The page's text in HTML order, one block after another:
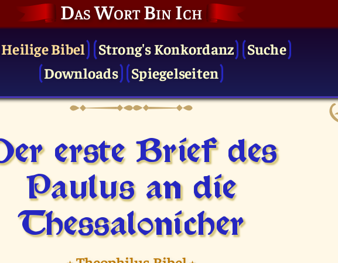
Das Wort Bin Ich
Bibel Strong's Konkordanz
Suche
Downloads
Spiegelseiten
erste Brief des
Paulus an die
Thessalonicher